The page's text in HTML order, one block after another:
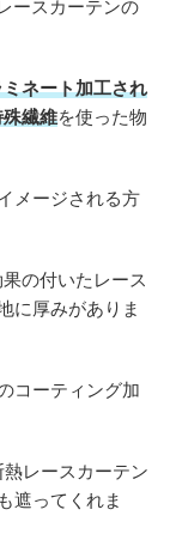
ースカーテンの
ミネート加工され
繊維を使った物
メージされる方
の付いたレース
に厚みがありま
コーティング加
レースカーテン
遮ってくれま